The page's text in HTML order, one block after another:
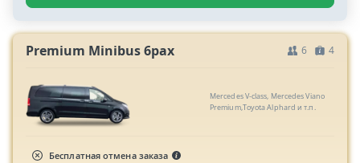
Premium Minibus 6pax 6 4
Mercedes V-class, Mercedes Viano
Premium,Toyota Alphard и т.п.
Бесплатная отмена заказа